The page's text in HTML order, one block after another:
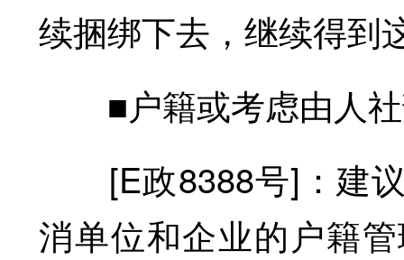
续捆绑下去，继续得到
■户籍或考虑由人社
[E政8388号]：建议
消单位和企业的户籍